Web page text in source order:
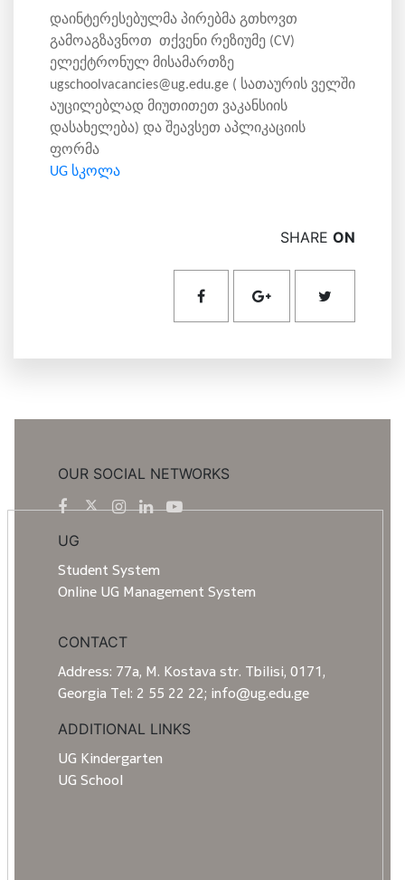
დაინტერესებულმა პირებმა გთხოვთ
გამოაგზავნოთ თქვენი რეზიუმე (CV)
ელექტრონულ მისამართზე
ugschoolvacancies@ug.edu.ge ( სათაურის ველში
აუცილებლად მიუთითეთ ვაკანსიის
დასახელება) და შეავსეთ აპლიკაციის
ფორმა
UG სკოლა
SHARE ON
OUR SOCIAL NETWORKS
UG
Student System
Online UG Management System
CONTACT
Address: 77a, M. Kostava str. Tbilisi, 0171,
Georgia Tel: 2 55 22 22; info@ug.edu.ge
ADDITIONAL LINKS
UG Kindergarten
UG School